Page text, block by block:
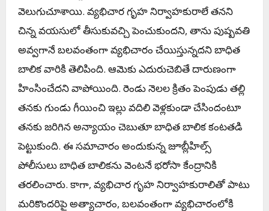
వెలుగుచూశాయి. వ్యభిచార గృహ నిర్వాహకురాలే తనని
చిన్న వయసులో తీసుకువచ్చి పెంచుకుందని, తాను పుష్పవతి
అవ్వగానే బలవంతంగా వ్యభిచారం చేయిస్తున్నదని బాధిత
బాలిక వారికి తెలిపింది. ఆమెకు ఎదురుచెబితే దారుణంగా
హింసించేదని వాపోయింది. రెండు నెలల క్రితం పెంపుడు తల్లి
తనకు గుండు గీయించి ఇల్లు వదిలి వెళ్లకుండా చేసిందంటూ
తనకు జరిగిన అన్యాయం చెబుతూ బాధిత బాలిక కంటతడి
పెట్టుకుంది. ఈ సమాచారం అందుకున్న జూబ్లీహిల్స్‌
పోలీసులు బాధిత బాలికను వెంటనే భరోసా కేంద్రానికి
తరలించారు. కాగా, వ్యభిచార గృహ నిర్వాహకురాలితో పాటు
మరికొందరిపై అత్యాచారం, బలవంతంగా వ్యభిచారంలోకి